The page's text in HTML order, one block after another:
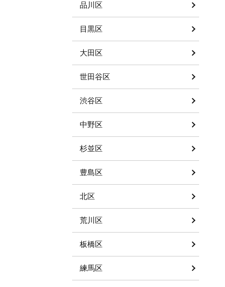
品川区
目黒区
大田区
世田谷区
渋谷区
中野区
杉並区
豊島区
北区
荒川区
板橋区
練馬区